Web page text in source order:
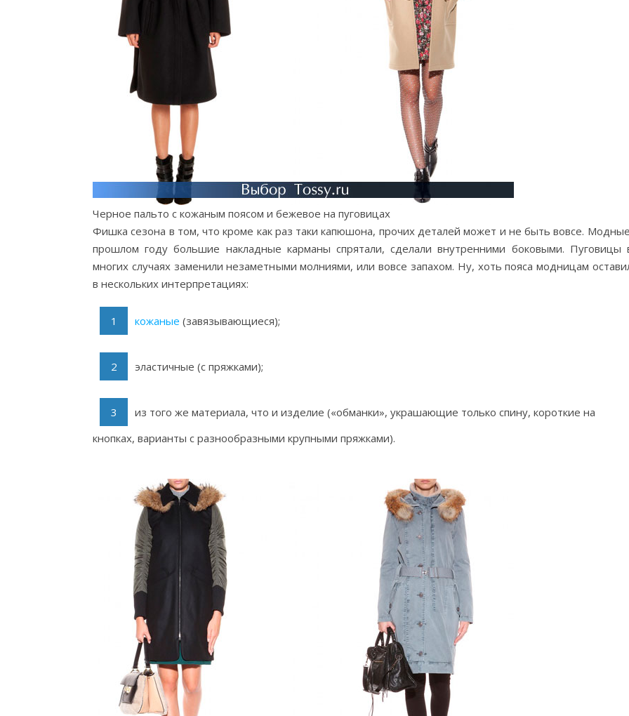
Черное пальто с кожаным поясом и бежевое на пуговицах
Фишка сезона в том, что кроме как раз таки капюшона, прочих деталей может и не быть вовсе.
прошлом году большие накладные карманы спрятали, сделали внутренними боковыми. Пуговицы
многих случаях заменили незаметными молниями, или вовсе запахом. Ну, хоть пояса модницам
в нескольких интерпретациях:
кожаные (завязывающиеся);
эластичные (с пряжками);
из того же материала, что и изделие («обманки», украшающие только спину, короткие на
кнопках, варианты с разнообразными крупными пряжками).